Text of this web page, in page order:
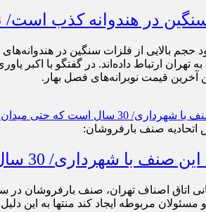
در هندوانه کذب است/
بالایی از فلزات سنگین در
تهران ارتباط داده‌اند. در گفتگو با اکبر
قیمت نوبرانه‌های فصل بهار.
اتحادیه صنف بارفروشان:
سال است که حتی میدان را آسفالت نکرده‌اند!
اتاق اصناف تهران، صنف بارفروشان
مربوطه ایجاد کند منتها به این دلیل که